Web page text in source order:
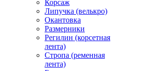
Корсаж
Липучка (велькро)
Окантовка
Размерники
Регилин (корсетная
лента)
Стропа (ременная
лента)